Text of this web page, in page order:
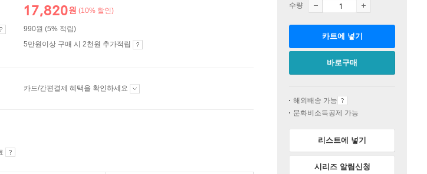
17,820원 (10% 할인)
990원 (5% 적립)
5만원이상 구매 시 2천원 추가적립
카드/간편결제 혜택을 확인하세요
수량
카트에 넣기
바로구매
해외배송 가능
문화비소득공제 가능
리스트에 넣기
시리즈 알림신청